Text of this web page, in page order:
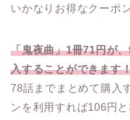
いかなりお得なクーポ
「鬼夜曲」1冊71円が
入することができます
78話までまとめて購入
ンを利用すれば106円と